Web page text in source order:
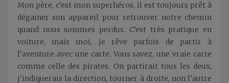
Mon père, c’est mon superhéros, il est toujours prêt à
dégainer son appareil pour retrouver notre chemin
quand nous sommes perdus. C’est très pratique en
voiture, mais moi, je rêve parfois de partir à
l’aventure avec une carte. Vous savez, une vraie carte
comme celle des pirates. On partirait tous les deux,
j’indiquerais la direction, tourner à droite, non l’autre